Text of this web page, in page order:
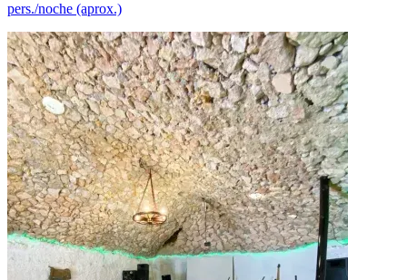
pers./noche (aprox.)